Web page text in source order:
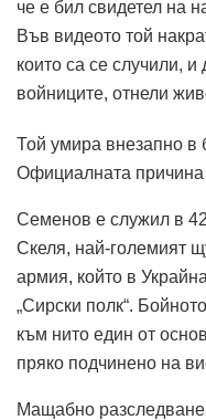
че е бил свидетел на
Във видеото той
които са се случили,
войниците, отнели
Той умира внезапно в
Официалната
Семенов е служил в
Скеля, най-големият
армия, който в
„Сирски полк“.
към нито един от
пряко подчинено на
Мащабно разследване